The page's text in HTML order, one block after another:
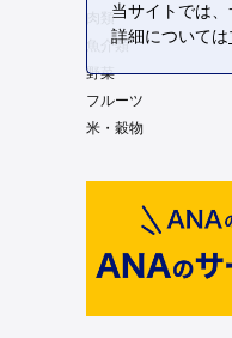
肉類
魚介類
野菜
フルーツ
米・穀物
当サイトでは
詳細については